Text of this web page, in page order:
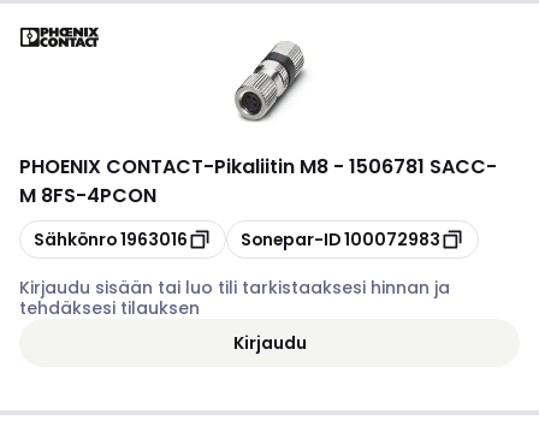
PHOENIX CONTACT-Pikaliitin M8 - 1506781 SACC-
M 8FS-4PCON
Kopioi
Sähkönro1963016 Kopioi
Sonepar-ID100072983
Kirjaudu sisään tai luo tili tarkistaaksesi hinnan ja
tehdäksesi tilauksen
Kirjaudu